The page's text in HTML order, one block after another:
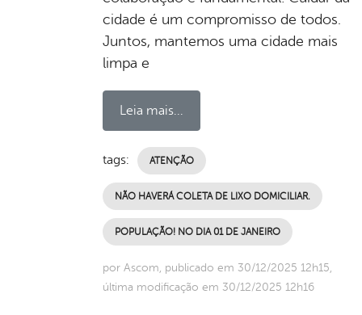
cidade é um compromisso de todos.
Juntos, mantemos uma cidade mais
limpa e
Leia mais...
tags: ATENÇÃO
NÃO HAVERÁ COLETA DE LIXO DOMICILIAR.
POPULAÇÃO! NO DIA 01 DE JANEIRO
por Ascom, publicado em 30/12/2025 12h15,
última modificação em 30/12/2025 12h16